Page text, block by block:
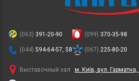
(063) 391-20-90
(044) 594-64-57, 58
(099) 370-35-98
(067) 225-80-20
Выставочный зал: м. Київ, вул. Гарматна,